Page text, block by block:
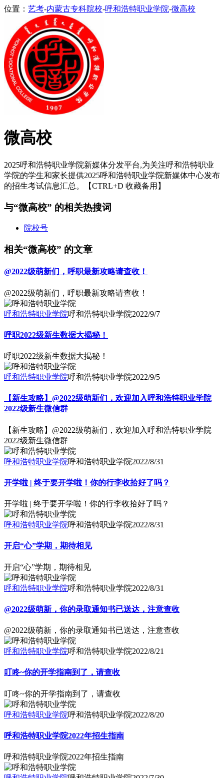
位置： 艺考-内蒙古专科院校-呼和浩特职业学院-微高校
微高校
2025呼和浩特职业学院新媒体分发平台,为关注呼和浩特职业
学院的学生和家长提供2025呼和浩特职业学院新媒体中心发布
的招生考试信息汇总。【CTRL+D 收藏备用】
与“微高校” 的相关热搜词
院校号
相关“微高校” 的文章
@2022级萌新们，呼职最新攻略请查收！
@2022级萌新们，呼职最新攻略请查收！
呼和浩特职业学院呼和浩特职业学院2022/9/7
呼职2022级新生数据大揭秘！
呼职2022级新生数据大揭秘！
呼和浩特职业学院呼和浩特职业学院2022/9/5
【新生攻略】@2022级萌新们，欢迎加入呼和浩特职业学院
2022级新生微信群
【新生攻略】@2022级萌新们，欢迎加入呼和浩特职业学院
2022级新生微信群
呼和浩特职业学院呼和浩特职业学院2022/8/31
开学啦 | 终于要开学啦！你的行李收拾好了吗？
开学啦 | 终于要开学啦！你的行李收拾好了吗？
呼和浩特职业学院呼和浩特职业学院2022/8/31
开启“心”学期，期待相见
开启“心”学期，期待相见
呼和浩特职业学院呼和浩特职业学院2022/8/31
@2022级萌新，你的录取通知书已送达，注意查收
@2022级萌新，你的录取通知书已送达，注意查收
呼和浩特职业学院呼和浩特职业学院2022/8/21
叮咚~你的开学指南到了，请查收
叮咚~你的开学指南到了，请查收
呼和浩特职业学院呼和浩特职业学院2022/8/20
呼和浩特职业学院2022年招生指南
呼和浩特职业学院2022年招生指南